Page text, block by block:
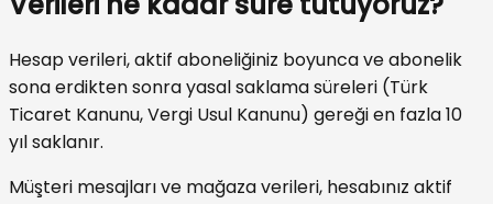
Hesap verileri, aktif aboneliğiniz boyunca ve abonelik
sona erdikten sonra yasal saklama süreleri (Türk
Ticaret Kanunu, Vergi Usul Kanunu) gereği en fazla 10
yıl saklanır.
Müşteri mesajları ve mağaza verileri, hesabınız aktif